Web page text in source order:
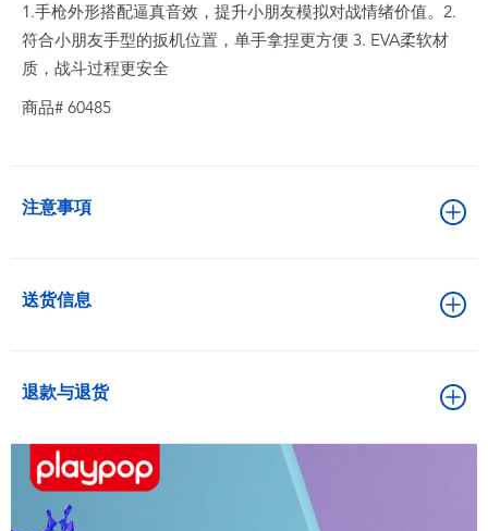
玩具促销
1.手枪外形搭配逼真音效，提升小朋友模拟对战情绪价值。2.
符合小朋友手型的扳机位置，单手拿捏更方便 3. EVA柔软材
质，战斗过程更安全
商品# 60485
注意事項
送货信息
退款与退货